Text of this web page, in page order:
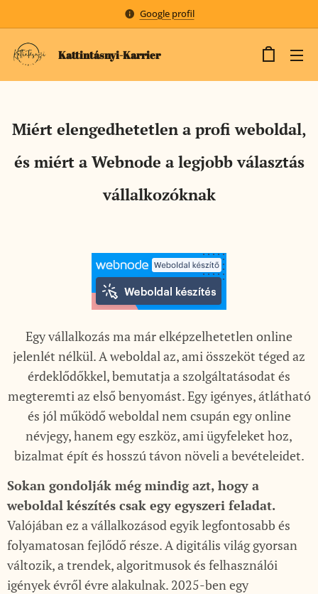
Google profil
Kattintásnyi-Karrier
Miért elengedhetetlen a profi weboldal,
és miért a Webnode a legjobb választás
vállalkozóknak
Egy vállalkozás ma már elképzelhetetlen online
jelenlét nélkül. A weboldal az, ami összeköt téged az
érdeklődőkkel, bemutatja a szolgáltatásodat és
megteremti az első benyomást. Egy igényes, átlátható
és jól működő weboldal nem csupán egy online
névjegy, hanem egy eszköz, ami ügyfeleket hoz,
bizalmat épít és hosszú távon növeli a bevételeidet.
Sokan gondolják még mindig azt, hogy a
weboldal készítés csak egy egyszeri feladat.
Valójában ez a vállalkozásod egyik legfontosabb és
folyamatosan fejlődő része. A digitális világ gyorsan
változik, a trendek, algoritmusok és felhasználói
igények évről évre alakulnak. 2025-ben egy